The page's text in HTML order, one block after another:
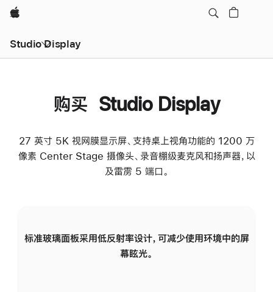
Apple
Studio Display
购买 Studio Display
27 英寸 5K 视网膜显示屏、支持桌上视角功能的 1200 万
像素 Center Stage 摄像头、录音棚级麦克风和扬声器，以
及雷雳 5 端口。
标准玻璃面板采用低反射率设计，可减少使用环境中的屏
幕眩光。